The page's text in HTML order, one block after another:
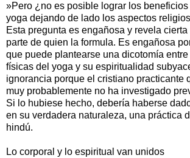
»Pero ¿no es posible lograr los beneficios
yoga dejando de lado los aspectos
Esta pregunta es engañosa y revela
parte de quien la formula. Es engañosa
que puede plantearse una dicotomía
físicas del yoga y su espiritualidad
ignorancia porque el cristiano practicante
muy probablemente no ha investigado
Si lo hubiese hecho, debería haberse
en su verdadera naturaleza, una práctica
hindú.
Lo corporal y lo espiritual van unidos